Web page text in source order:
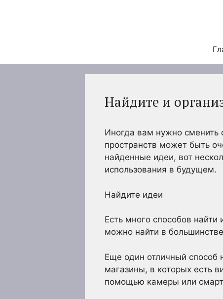
Найдите и
Иногда вам нужно сменить
пространств может быть
найденные идеи, вот
использования в будущем.
Найдите идеи
Есть много способов
можно найти в
Еще один отличный
магазины, в которых есть
помощью камеры или